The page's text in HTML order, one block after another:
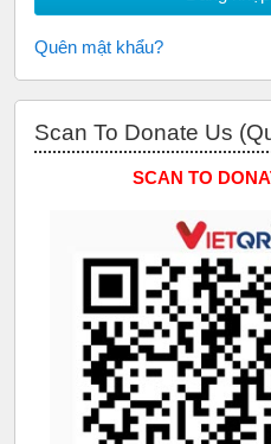
Quên mật khẩu?
Scan To Donate Us
SCAN TO